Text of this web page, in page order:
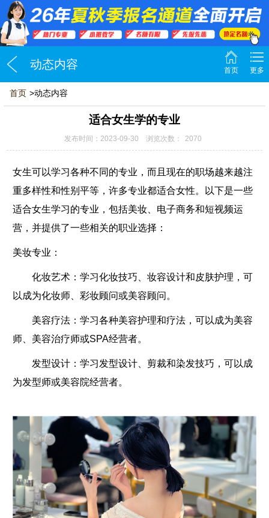
动态内容 首页 更多
首页 >动态内容
适合女生学的专业
发布时间：2023-09-30 浏览次数： 2070
女生可以学习各种不同的专业，而且现在的职场越来越注
重多样性和性别平等，许多专业都适合女性。以下是一些
适合女生学习的专业，包括美妆、电子商务和短视频运
营，并提供了一些相关的职业选择：
美妆专业：
化妆艺术：学习化妆技巧、妆容设计和皮肤护理，可
以成为化妆师、彩妆顾问或美容顾问。
美容疗法：学习各种美容护理和疗法，可以成为美容
师、美容治疗师或SPA经营者。
发型设计：学习发型设计、剪裁和染发技巧，可以成
为发型师或美容院经营者。